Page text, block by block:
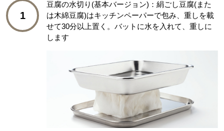
1
豆腐の水切り(基本バージョン)：絹ごし豆腐(また
は木綿豆腐)はキッチンペーパーで包み、重しを載
せて30分以上置く。バットに水を入れて、重しに
します